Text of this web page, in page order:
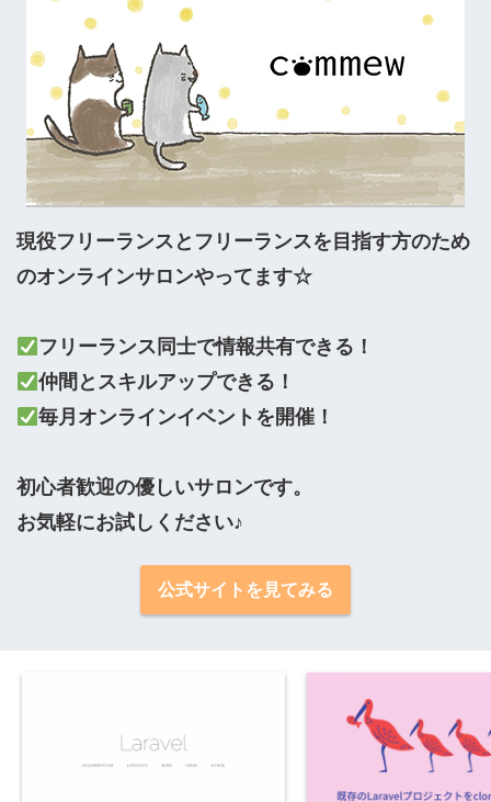
現役フリーランスとフリーランスを目指す方のため
のオンラインサロンやってます☆
毎月オンラインイベントを開催！
初心者歓迎の優しいサロンです。
お気軽にお試しください♪
公式サイトを見てみる